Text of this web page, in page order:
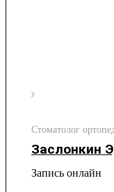
Стоматолог
Заслонкин
Запись онлайн